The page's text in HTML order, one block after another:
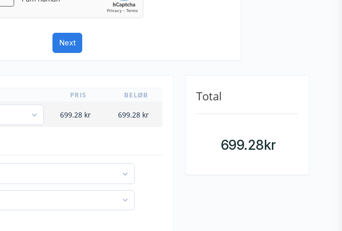
PRIS BELØB
699.28kr 699.28kr
Total
699.28kr